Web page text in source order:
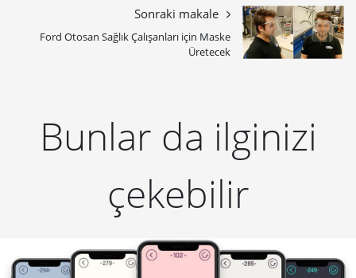
Sonraki makale
Ford Otosan Sağlık Çalışanları için Maske
Üretecek
Bunlar da ilginizi
çekebilir